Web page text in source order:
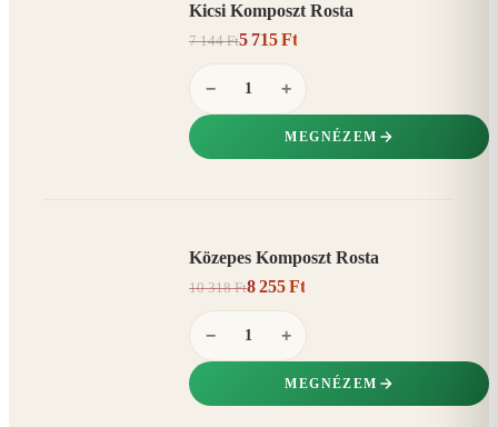
Kicsi Komposzt Rosta
7 144 Ft5 715 Ft
− +
MEGNÉZEM
Közepes Komposzt Rosta
10 318 Ft8 255 Ft
− +
MEGNÉZEM